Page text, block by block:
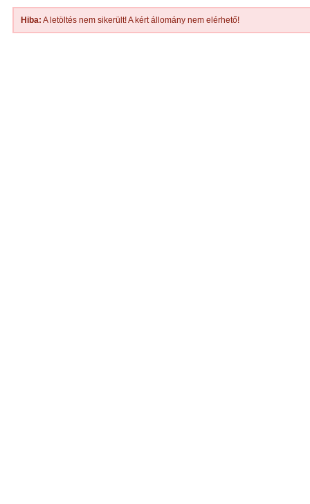
Hiba: A letöltés nem sikerült! A kért állomány nem elérhető!